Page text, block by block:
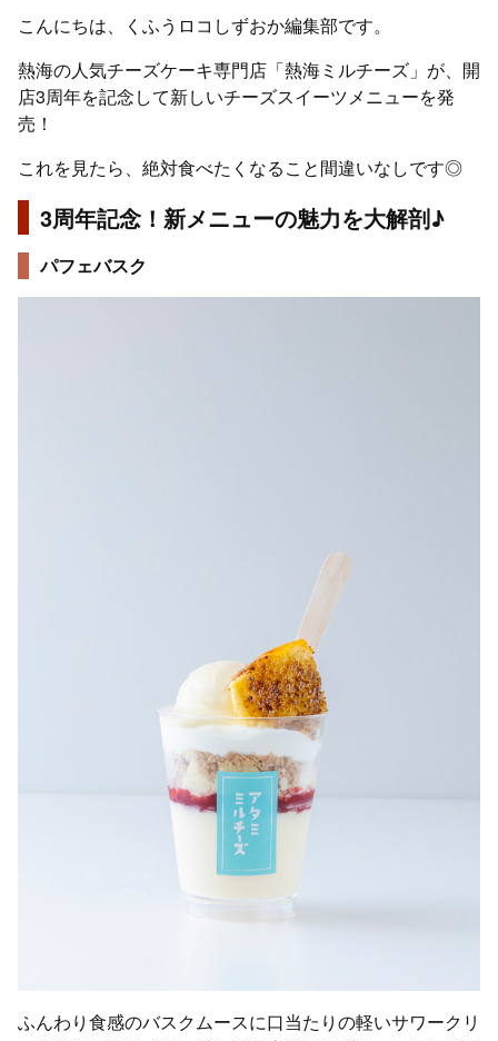
こんにちは、くふうロコしずおか編集部です。
熱海の人気チーズケーキ専門店「熱海ミルチーズ」が、開
店3周年を記念して新しいチーズスイーツメニューを発
売！
これを見たら、絶対食べたくなること間違いなしです◎
3周年記念！新メニューの魅力を大解剖♪
パフェバスク
ふんわり食感のバスクムースに口当たりの軽いサワークリ